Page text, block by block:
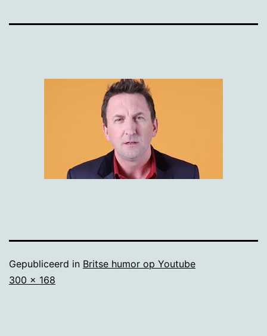
Gepubliceerd in Britse humor op Youtube
Volledige
300 × 168